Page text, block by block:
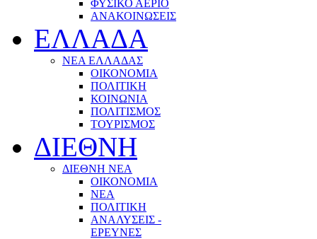
ΦΥΣΙΚΟ ΑΕΡΙΟ
ΑΝΑΚΟΙΝΩΣΕΙΣ
ΕΛΛΑΔΑ
ΝΕΑ ΕΛΛΑΔΑΣ
ΟΙΚΟΝΟΜΙΑ
ΠΟΛΙΤΙΚΗ
ΚΟΙΝΩΝΙΑ
ΠΟΛΙΤΙΣΜΟΣ
ΤΟΥΡΙΣΜΟΣ
ΔΙΕΘΝΗ
ΔΙΕΘΝΗ ΝΕΑ
ΟΙΚΟΝΟΜΙΑ
ΝΕΑ
ΠΟΛΙΤΙΚΗ
ΑΝΑΛΥΣΕΙΣ -
ΕΡΕΥΝΕΣ